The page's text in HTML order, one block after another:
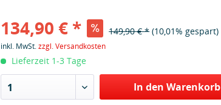
134,90 € * 149,90 € * (10,01% gespart)
inkl. MwSt.zzgl. Versandkosten
Lieferzeit 1-3 Tage
1 In den Warenkorb